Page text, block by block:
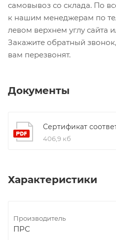
самовывоз со склада. По
к нашим менеджерам по
левом верхнем углу сайта
Закажите обратный
вам перезвонят.
Документы
Сертификат
406,9 кб
Характеристики
Производитель
ПРС